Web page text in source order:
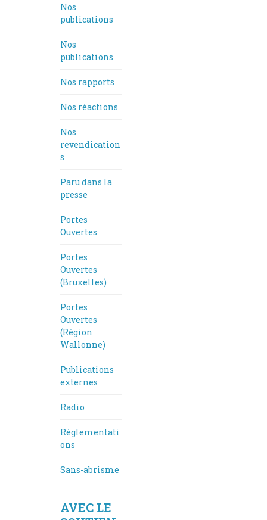
Nos
publications
Nos
publications
Nos rapports
Nos réactions
Nos
revendication
s
Paru dans la
presse
Portes
Ouvertes
Portes
Ouvertes
(Bruxelles)
Portes
Ouvertes
(Région
Wallonne)
Publications
externes
Radio
Réglementati
ons
Sans-abrisme
AVEC LE